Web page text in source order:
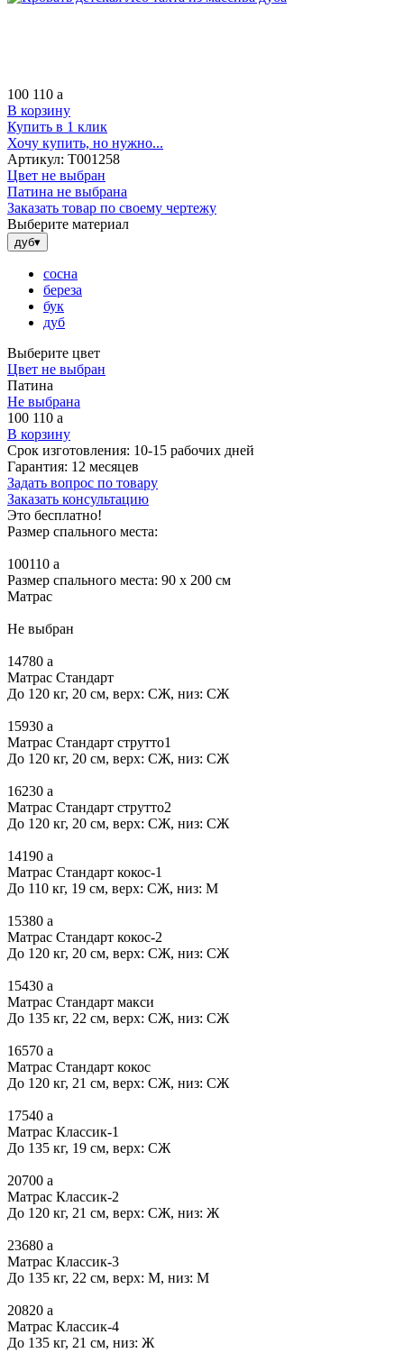
100 110 a
В корзину
Купить в 1 клик
Хочу купить, но нужно...
Артикул: Т001258
Цвет не выбран
Патина не выбрана
Заказать товар по своему чертежу
Выберите материал
дуб▾
сосна
береза
бук
дуб
Выберите цвет
Цвет не выбран
Патина
Не выбрана
100 110 a
В корзину
Срок изготовления: 10-15 рабочих дней
Гарантия: 12 месяцев
Задать вопрос по товару
Заказать консультацию
Это бесплатно!
Размер спального места:
100110 a
Размер спального места: 90 x 200 см
Матрас
Не выбран
14780 a
Матрас Стандарт
До 120 кг, 20 см, верх: СЖ, низ: СЖ
15930 a
Матрас Стандарт струтто1
До 120 кг, 20 см, верх: СЖ, низ: СЖ
16230 a
Матрас Стандарт струтто2
До 120 кг, 20 см, верх: СЖ, низ: СЖ
14190 a
Матрас Стандарт кокос-1
До 110 кг, 19 см, верх: СЖ, низ: М
15380 a
Матрас Стандарт кокос-2
До 120 кг, 20 см, верх: СЖ, низ: СЖ
15430 a
Матрас Стандарт макси
До 135 кг, 22 см, верх: СЖ, низ: СЖ
16570 a
Матрас Стандарт кокос
До 120 кг, 21 см, верх: СЖ, низ: СЖ
17540 a
Матрас Классик-1
До 135 кг, 19 см, верх: СЖ
20700 a
Матрас Классик-2
До 120 кг, 21 см, верх: СЖ, низ: Ж
23680 a
Матрас Классик-3
До 135 кг, 22 см, верх: М, низ: М
20820 a
Матрас Классик-4
До 135 кг, 21 см, низ: Ж